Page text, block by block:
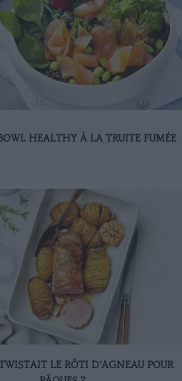
HEALTHY À LA TRUITE FUMÉE
LE RÔTI D’AGNEAU POUR